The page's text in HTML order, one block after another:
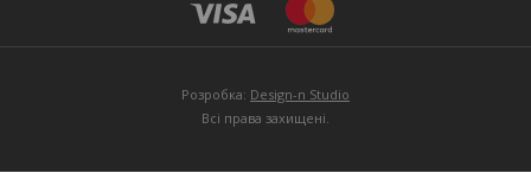
Розробка: Design-n Studio
Всі права захищені.